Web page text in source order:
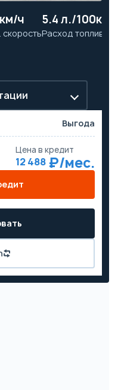
ч 5.4 л./100км
Расход топлива
Выгода
Цена в кредит
12 488